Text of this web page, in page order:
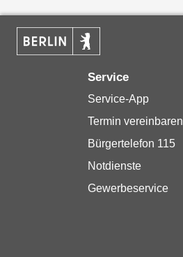
Service
Service-App
Termin vereinbaren
Bürgertelefon 115
Notdienste
Gewerbeservice